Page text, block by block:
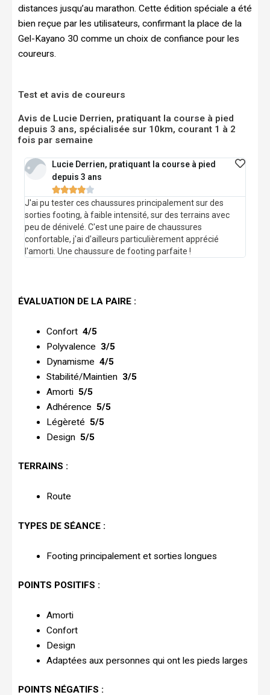
distances jusqu’au marathon. Cette édition spéciale a été
bien reçue par les utilisateurs, confirmant la place de la
Gel-Kayano 30 comme un choix de confiance pour les
coureurs.
Test et avis de coureurs
Avis de Lucie Derrien, pratiquant la course à pied
depuis 3 ans, spécialisée sur 10km, courant 1 à 2
fois par semaine
Lucie Derrien, pratiquant la course à pied
depuis 3 ans

J'ai pu tester ces chaussures principalement sur des
sorties footing, à faible intensité, sur des terrains avec
peu de dénivelé. C'est une paire de chaussures
confortable, j'ai d'ailleurs particulièrement apprécié
l'amorti. Une chaussure de footing parfaite !
ÉVALUATION DE LA PAIRE :
Confort 4/5
Polyvalence 3/5
Dynamisme 4/5
Stabilité/Maintien 3/5
Amorti 5/5
Adhérence 5/5
Légèreté 5/5
Design 5/5
TERRAINS :
Route
TYPES DE SÉANCE :
Footing principalement et sorties longues
POINTS POSITIFS :
Amorti
Confort
Design
Adaptées aux personnes qui ont les pieds larges
POINTS NÉGATIFS :